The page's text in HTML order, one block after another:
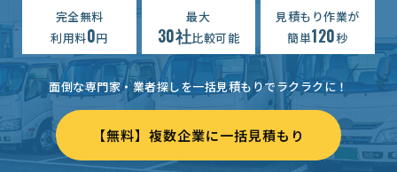
完全無料
利用料0円
最大
30社比較可能
見積もり作業が
簡単120秒
面倒な専門家・業者探しを一括見積もりでラクラクに！
【無料】複数企業に一括見積もり